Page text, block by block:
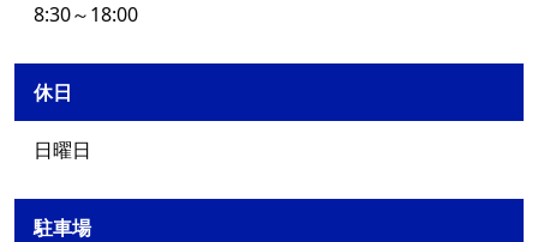
8:30～18:00
休日
日曜日
駐車場